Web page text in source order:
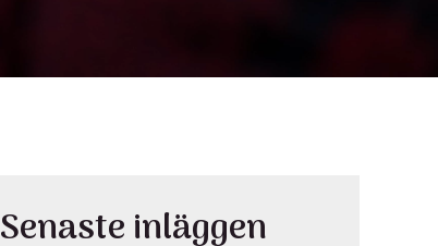
Senaste inläggen